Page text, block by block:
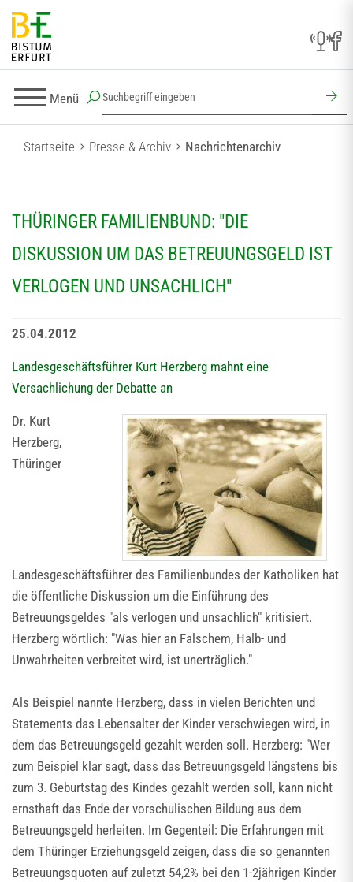
Menü
Startseite Presse & Archiv Nachrichtenarchiv
THÜRINGER FAMILIENBUND: "DIE
DISKUSSION UM DAS BETREUUNGSGELD IST
VERLOGEN UND UNSACHLICH"
25.04.2012
Landesgeschäftsführer Kurt Herzberg mahnt eine
Versachlichung der Debatte an
Dr. Kurt
Herzberg,
Thüringer
Landesgeschäftsführer des Familienbundes der Katholiken hat
die öffentliche Diskussion um die Einführung des
Betreuungsgeldes "als verlogen und unsachlich" kritisiert.
Herzberg wörtlich: "Was hier an Falschem, Halb- und
Unwahrheiten verbreitet wird, ist unerträglich."
Als Beispiel nannte Herzberg, dass in vielen Berichten und
Statements das Lebensalter der Kinder verschwiegen wird, in
dem das Betreuungsgeld gezahlt werden soll. Herzberg: "Wer
zum Beispiel klar sagt, dass das Betreuungsgeld längstens bis
zum 3. Geburtstag des Kindes gezahlt werden soll, kann nicht
ernsthaft das Ende der vorschulischen Bildung aus dem
Betreuungsgeld herleiten. Im Gegenteil: Die Erfahrungen mit
dem Thüringer Erziehungsgeld zeigen, dass die so genannten
Betreuungsquoten auf zuletzt 54,2% bei den 1-2jährigen Kinder